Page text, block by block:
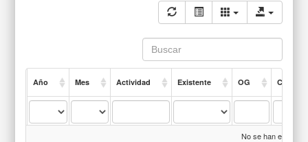
Año Mes Actividad Existente OG
No se han